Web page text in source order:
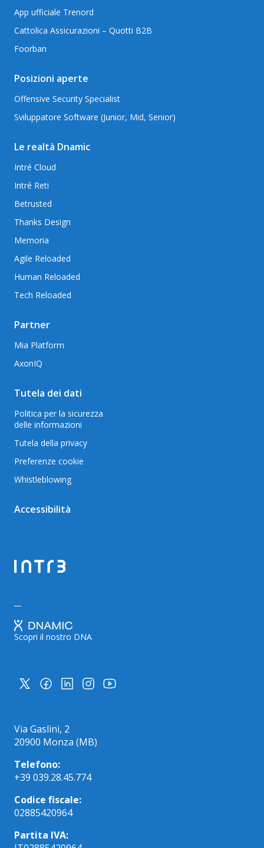
App ufficiale Trenord
Cattolica Assicurazioni – Quotti B2B
Foorban
Posizioni aperte
Offensive Security Specialist
Sviluppatore Software (Junior, Mid, Senior)
Le realtà Dnamic
Intré Cloud
Intré Reti
Betrusted
Thanks Design
Memoria
Agile Reloaded
Human Reloaded
Tech Reloaded
Partner
Mia Platform
AxonIQ
Tutela dei dati
Politica per la sicurezza
delle informazioni
Tutela della privacy
Preferenze cookie
Whistleblowing
Accessibilità
Scopri il nostro DNA
Via Gaslini, 2
20900 Monza (MB)
Telefono:
+39 039.28.45.774
Codice fiscale:
02885420964
Partita IVA: